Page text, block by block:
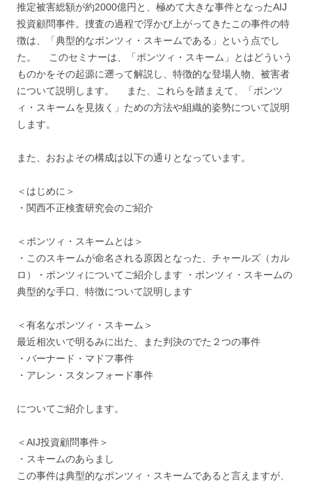
推定被害総額が約2000億円と、極めて大きな事件となったAIJ
投資顧問事件。捜査の過程で浮かび上がってきたこの事件の特
徴は、「典型的なポンツィ・スキームである」という点でし
た。 このセミナーは、「ポンツィ・スキーム」とはどういう
ものかをその起源に遡って解説し、特徴的な登場人物、被害者
について説明します。 また、これらを踏まえて、「ポンツ
ィ・スキームを見抜く」ための方法や組織的姿勢について説明
します。
また、おおよその構成は以下の通りとなっています。
＜はじめに＞
・関西不正検査研究会のご紹介
＜ポンツィ・スキームとは＞
・このスキームが命名される原因となった、チャールズ（カル
ロ）・ポンツィについてご紹介します ・ポンツィ・スキームの
典型的な手口、特徴について説明します
＜有名なポンツィ・スキーム＞
最近相次いで明るみに出た、また判決のでた２つの事件
・バーナード・マドフ事件
・アレン・スタンフォード事件
についてご紹介します。
＜AIJ投資顧問事件＞
・スキームのあらまし
この事件は典型的なポンツィ・スキームであると言えますが、